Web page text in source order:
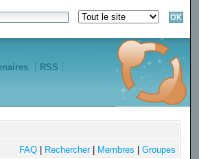
RSS
FAQ| Rechercher| Membres Groupes